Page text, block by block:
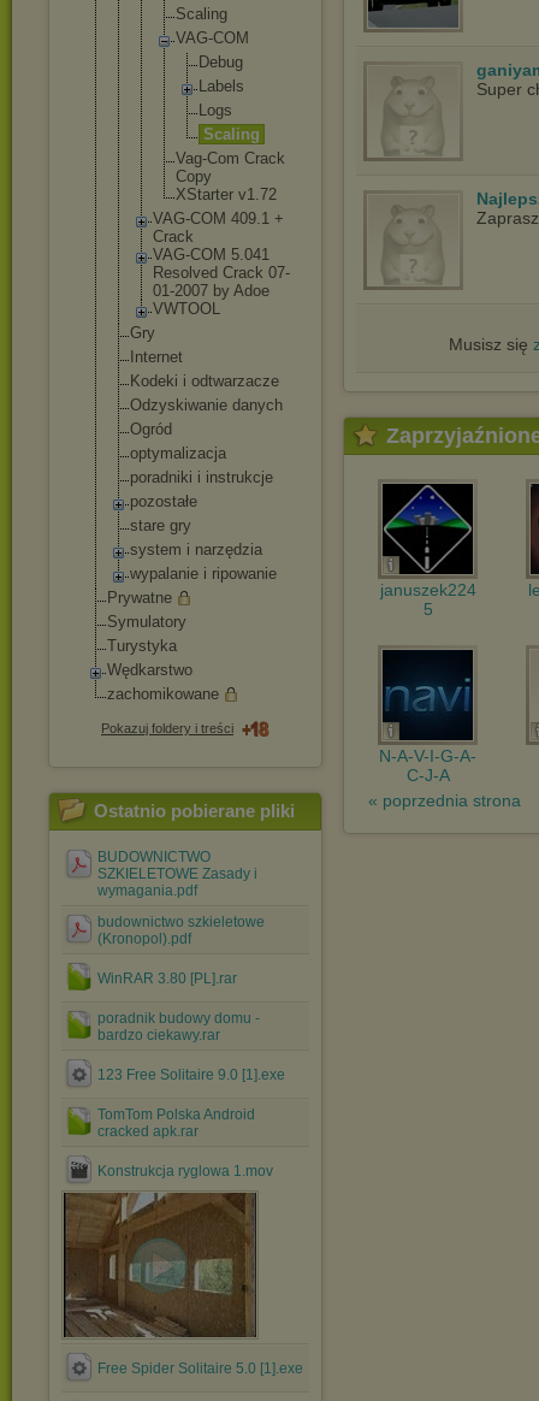
Scaling
VAG-COM
Debug
Label s
Logs
Scaling
Vag-Com Crack
Copy
XStarter v1.72
VAG-COM 409.1 +
Crack
VAG-COM 5.041
Resolved Crack 07-
01-2007 by Adoe
VWTOOL
Gry
Internet
Kodeki i odtwarzacze
Odzyskiwanie danych
Ogród
optymalizacja
poradniki i instrukcje
pozostałe
stare gry
system i narzędzia
wypalanie i ripowanie
Prywatne
Symulatory
Turystyka
Wędkarstwo
zachomikowane
Pokazuj foldery i treści
Ostatnio pobierane pliki
BUDOWNICTWO
SZKIELETOWE Zasady i
wymagania.pdf
budownictwo szkieletowe
(Kronopol).pdf
WinRAR 3.80 [PL].rar
poradnik budowy domu -
bardzo ciekawy.rar
123 Free Solitaire 9.0 [1].exe
TomTom Polska Android
cracked apk.rar
Konstrukcja ryglowa 1.mov
Free Spider Solitaire 5.0 [1].exe
Super
Musisz się
januszek224
5
N-A-V-I-G-A-
C-J-A
« poprzednia strona